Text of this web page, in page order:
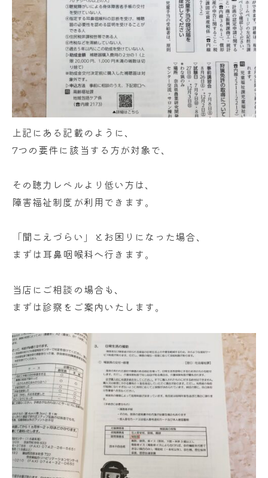
上記にある記載のように、
7つの要件に該当する方が対象で、
その聴力レベルより低い方は、
障害福祉制度が利用できます。
「聞こえづらい」とお困りになった場合、
まずは耳鼻咽喉科へ行きます。
当店にご相談の場合も、
まずは診察をご案内いたします。